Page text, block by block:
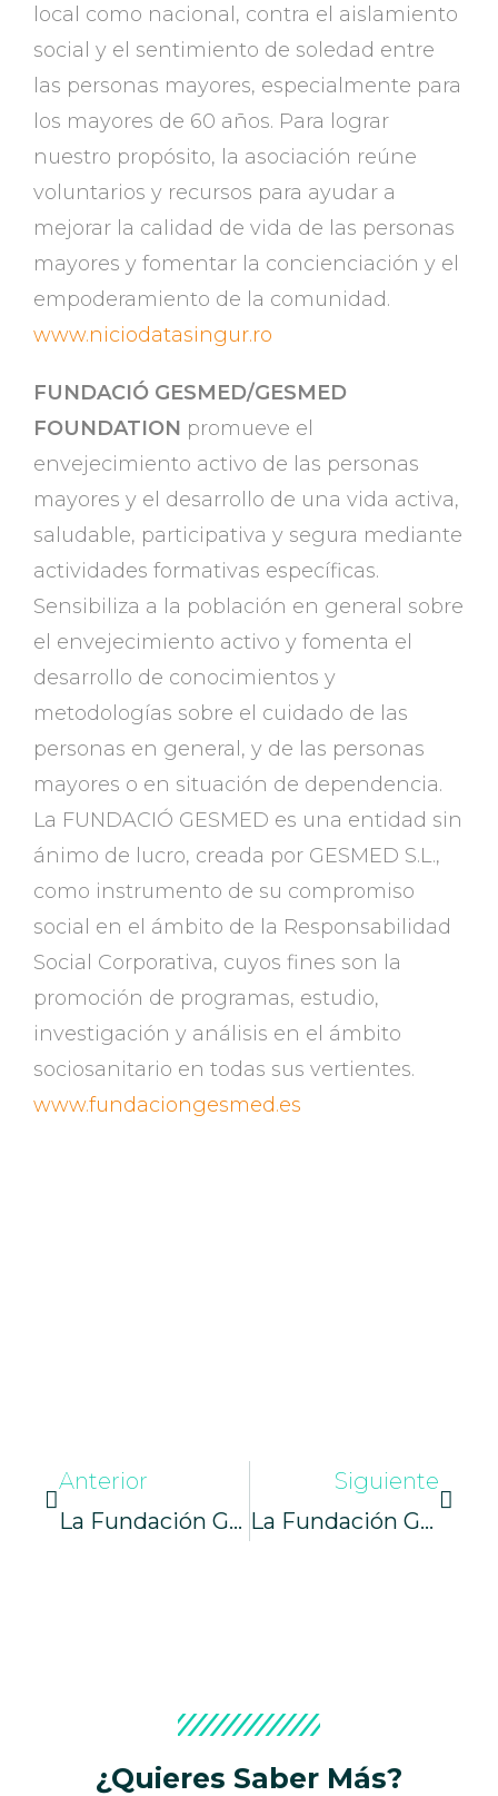
local como nacional, contra el aislamiento
social y el sentimiento de soledad entre
las personas mayores, especialmente para
los mayores de 60 años. Para lograr
nuestro propósito, la asociación reúne
voluntarios y recursos para ayudar a
mejorar la calidad de vida de las personas
mayores y fomentar la concienciación y el
empoderamiento de la comunidad.
www.niciodatasingur.ro
FUNDACIÓ GESMED/GESMED
FOUNDATION promueve el
envejecimiento activo de las personas
mayores y el desarrollo de una vida activa,
saludable, participativa y segura mediante
actividades formativas específicas.
Sensibiliza a la población en general sobre
el envejecimiento activo y fomenta el
desarrollo de conocimientos y
metodologías sobre el cuidado de las
personas en general, y de las personas
mayores o en situación de dependencia.
La FUNDACIÓ GESMED es una entidad sin
ánimo de lucro, creada por GESMED S.L.,
como instrumento de su compromiso
social en el ámbito de la Responsabilidad
Social Corporativa, cuyos fines son la
promoción de programas, estudio,
investigación y análisis en el ámbito
sociosanitario en todas sus vertientes.
www.fundaciongesmed.es
Anterior
La Fundación Gesmed Recibe 19.855 Euros De La Diputación De València Para Ayudar A Mayores En Situación De Fragilidad Y Riesgo De Dependencia
Siguiente
La Fundación Gesmed Vuelve A Estar Presente En El Iaios Training Festival
¿Quieres Saber Más?